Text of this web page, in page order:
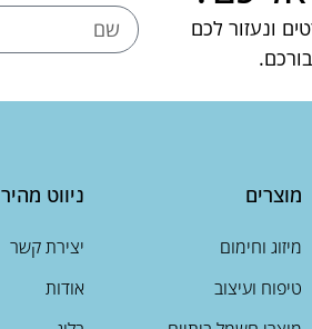
ונעזור לכם
מוצרים
מיזוג וחימום
טיפוח ועיצוב
ניווט מהיר
יצירת קשר
אודות